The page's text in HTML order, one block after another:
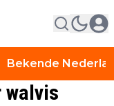
Bekende
walvis